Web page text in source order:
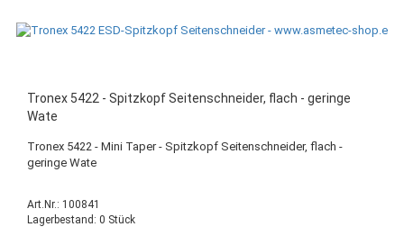
Tronex 5422 - Spitzkopf Seitenschneider, flach - geringe
Wate
Tronex 5422 - Mini Taper - Spitzkopf Seitenschneider, flach -
geringe Wate
Art.Nr.: 100841
Lagerbestand: 0 Stück